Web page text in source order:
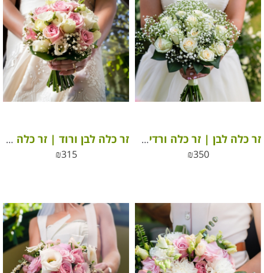
זר כלה לבן | זר כלה ורדים לבנים
₪350
זר כלה לבן ורוד | זר כלה ורדים לבנים ורודים
₪315